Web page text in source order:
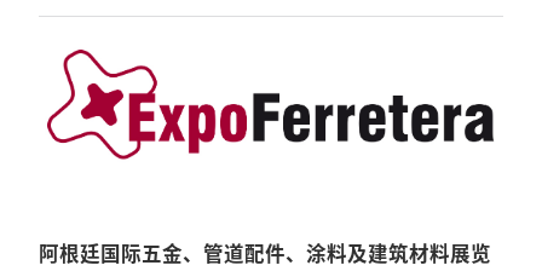
阿根廷国际五金、管道配件、涂料及建筑材料展览